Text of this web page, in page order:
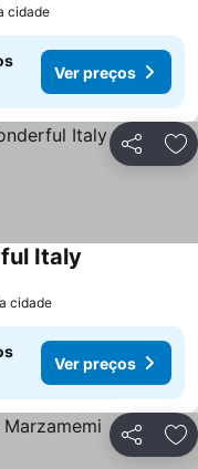
cidade
Ver preços
Partilhar
Italy
cidade
Ver preços
Partilhar